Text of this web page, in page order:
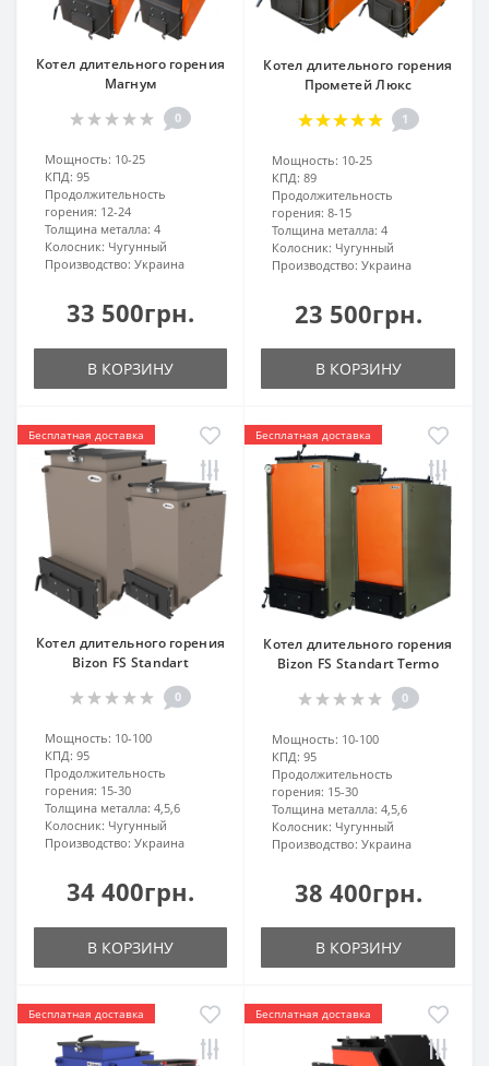
Котел длительного горения
Магнум
0
Мощность: 10-25
КПД: 95
Продолжительность
горения: 12-24
Толщина металла: 4
Колосник: Чугунный
Производство: Украина
33 500грн.
В КОРЗИНУ
Котел длительного горения
Прометей Люкс
1
Мощность: 10-25
КПД: 89
Продолжительность
горения: 8-15
Толщина металла: 4
Колосник: Чугунный
Производство: Украина
23 500грн.
В КОРЗИНУ
Бесплатная доставка
Котел длительного горения
Bizon FS Standart
0
Мощность: 10-100
КПД: 95
Продолжительность
горения: 15-30
Толщина металла: 4,5,6
Колосник: Чугунный
Производство: Украина
34 400грн.
В КОРЗИНУ
Бесплатная доставка
Котел длительного горения
Bizon FS Standart Termo
0
Мощность: 10-100
КПД: 95
Продолжительность
горения: 15-30
Толщина металла: 4,5,6
Колосник: Чугунный
Производство: Украина
38 400грн.
В КОРЗИНУ
Бесплатная доставка Бесплатная доставка